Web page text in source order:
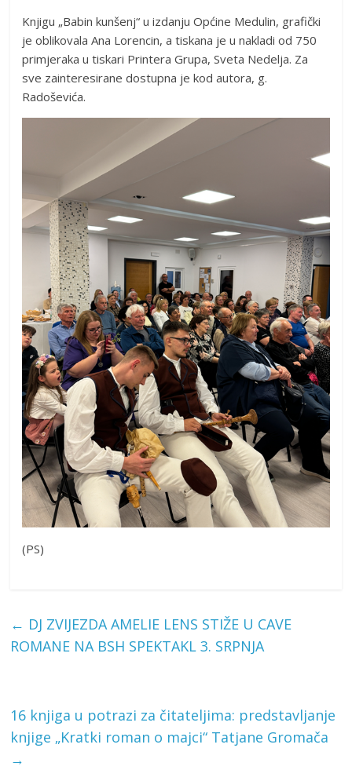
Knjigu „Babin kunšenj“ u izdanju Općine Medulin, grafički
je oblikovala Ana Lorencin, a tiskana je u nakladi od 750
primjeraka u tiskari Printera Grupa, Sveta Nedelja. Za
sve zainteresirane dostupna je kod autora, g.
Radoševića.
(PS)
← DJ ZVIJEZDA AMELIE LENS STIŽE U CAVE
ROMANE NA BSH SPEKTAKL 3. SRPNJA
16 knjiga u potrazi za čitateljima: predstavljanje
knjige „Kratki roman o majci“ Tatjane Gromača
→